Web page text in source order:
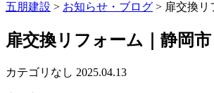
五朋建設 > お知らせ・ブログ > 扉交換リ
扉交換リフォーム｜静岡市
カテゴリなし 2025.04.13